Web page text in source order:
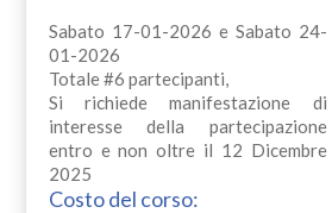
Sabato 17-01-2026 e Sabato 24-
01-2026
Totale #6 partecipanti,
Si richiede manifestazione di
interesse della partecipazione
entro e non oltre il 12 Dicembre
2025
Costo del corso: